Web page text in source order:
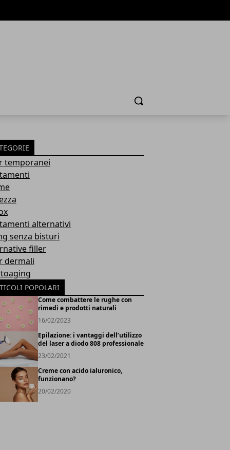
Cerca
temporanei
alternativi
senza bisturi
filler
dermali
POPOLARI
Come combattere le rughe con
rimedi e prodotti naturali
16/02/2023
Epilazione: i vantaggi dell’utilizzo
del laser a diodo 808 professionale
23/02/2021
Creme con acido ialuronico,
funzionano?
20/02/2020